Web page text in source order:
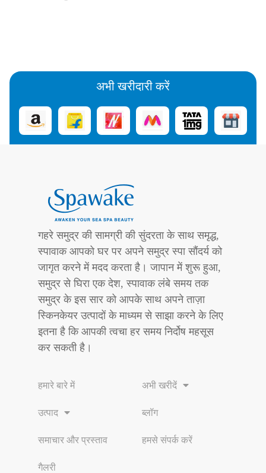
अभी खरीदारी करें
गहरे समुद्र की सामग्री की सुंदरता के साथ समृद्ध,
स्पावाक आपको घर पर अपने समुद्र स्पा सौंदर्य को
जागृत करने में मदद करता है। जापान में शुरू हुआ,
समुद्र से घिरा एक देश, स्पावाक लंबे समय तक
समुद्र के इस सार को आपके साथ अपने ताज़ा
स्किनकेयर उत्पादों के माध्यम से साझा करने के लिए
इतना है कि आपकी त्वचा हर समय निर्दोष महसूस
कर सकती है।
हमारे बारे में
उत्पाद
समाचार और प्रस्ताव
गैलरी
अभी खरीदें
ब्लॉग
हमसे संपर्क करें